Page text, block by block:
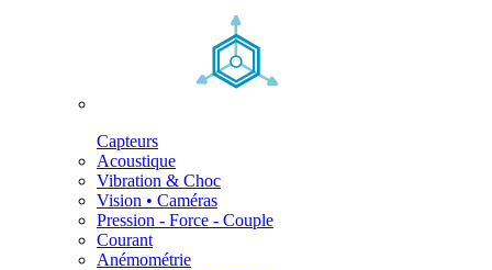
Capteurs
Acoustique
Vibration & Choc
Vision • Caméras
Pression - Force - Couple
Courant
Anémométrie